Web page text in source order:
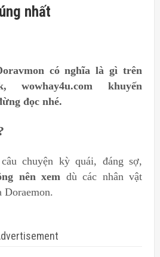
nhất
có nghĩa là gì trên
wowhay4u.com khuyến
đọc nhé.
chuyện kỳ quái, đáng sợ,
nên xem dù các nhân vật
Doraemon.